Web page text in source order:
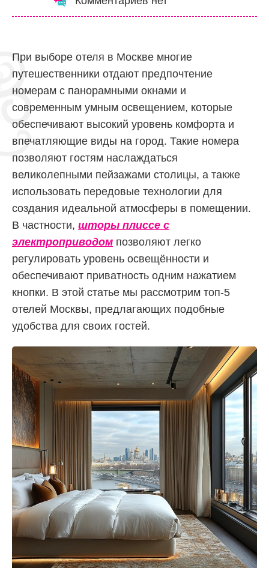
При выборе отеля в Москве многие
путешественники отдают предпочтение
номерам с панорамными окнами и
современным умным освещением, которые
обеспечивают высокий уровень комфорта и
впечатляющие виды на город. Такие номера
позволяют гостям наслаждаться
великолепными пейзажами столицы, а также
использовать передовые технологии для
создания идеальной атмосферы в помещении.
В частности, шторы плиссе с
электроприводом позволяют легко
регулировать уровень освещённости и
обеспечивают приватность одним нажатием
кнопки. В этой статье мы рассмотрим топ-5
отелей Москвы, предлагающих подобные
удобства для своих гостей.